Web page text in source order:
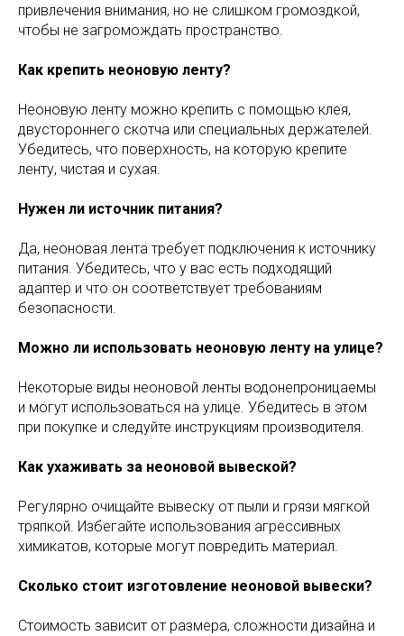
привлечения внимания, но не слишком громоздкой,
чтобы не загромождать пространство.
Как крепить неоновую ленту?
Неоновую ленту можно крепить с помощью клея,
двустороннего скотча или специальных держателей.
Убедитесь, что поверхность, на которую крепите
ленту, чистая и сухая.
Нужен ли источник питания?
Да, неоновая лента требует подключения к источнику
питания. Убедитесь, что у вас есть подходящий
адаптер и что он соответствует требованиям
безопасности.
Можно ли использовать неоновую ленту на улице?
Некоторые виды неоновой ленты водонепроницаемы
и могут использоваться на улице. Убедитесь в этом
при покупке и следуйте инструкциям производителя.
Как ухаживать за неоновой вывеской?
Регулярно очищайте вывеску от пыли и грязи мягкой
тряпкой. Избегайте использования агрессивных
химикатов, которые могут повредить материал.
Сколько стоит изготовление неоновой вывески?
Стоимость зависит от размера, сложности дизайна и